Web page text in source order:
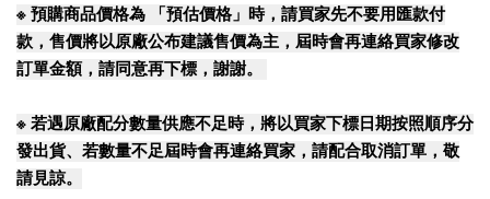
※ 預購商品價格為 「預估價格」時，請買家先不要用匯款付
款，售價將以原廠公布建議售價為主，屆時會再連絡買家修改
訂單金額，請同意再下標，謝謝。
※ 若遇原廠配分數量供應不足時，將以買家下標日期按照順序分
發出貨、若數量不足屆時會再連絡買家，請配合取消訂單，敬
請見諒。